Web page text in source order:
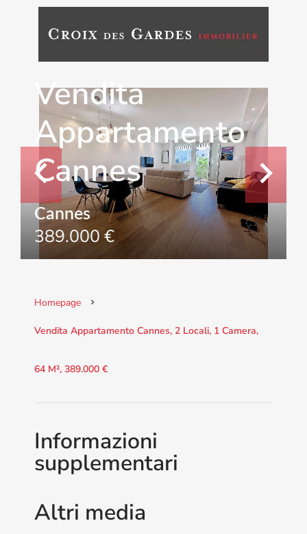
Vendita
Appartamento
Cannes
Cannes
389.000 €
Homepage
Vendita Appartamento Cannes, 2 Locali, 1 Camera,
64 M², 389.000 €
Informazioni
supplementari
Altri media